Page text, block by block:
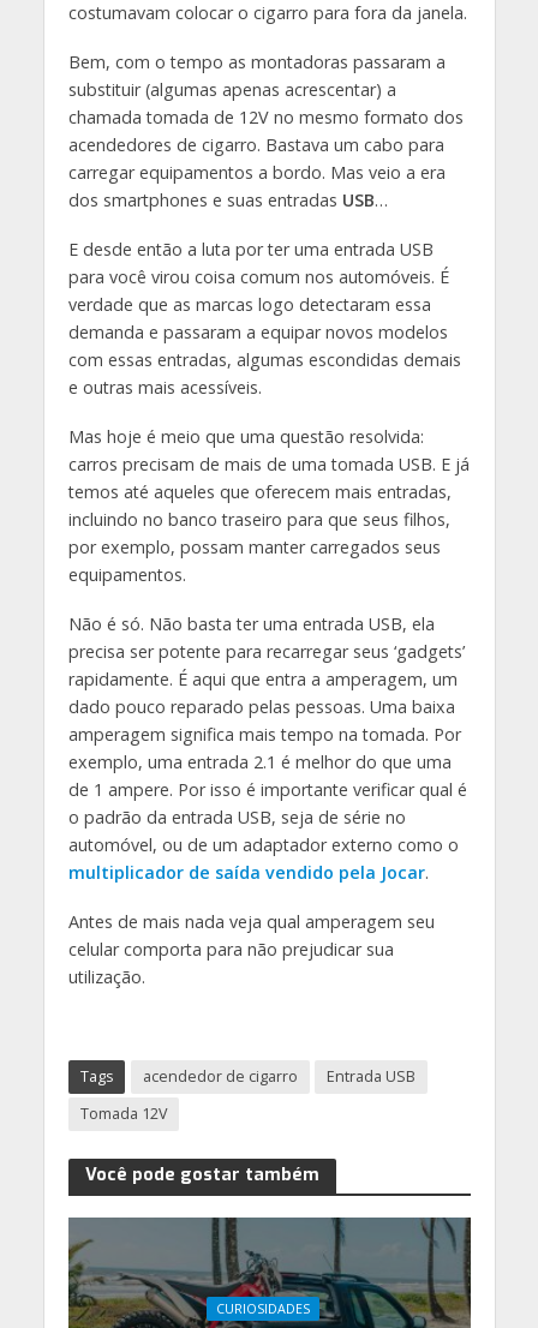
costumavam colocar o cigarro para fora da janela.
Bem, com o tempo as montadoras passaram a
substituir (algumas apenas acrescentar) a
chamada tomada de 12V no mesmo formato dos
acendedores de cigarro. Bastava um cabo para
carregar equipamentos a bordo. Mas veio a era
dos smartphones e suas entradas USB…
E desde então a luta por ter uma entrada USB
para você virou coisa comum nos automóveis. É
verdade que as marcas logo detectaram essa
demanda e passaram a equipar novos modelos
com essas entradas, algumas escondidas demais
e outras mais acessíveis.
Mas hoje é meio que uma questão resolvida:
carros precisam de mais de uma tomada USB. E já
temos até aqueles que oferecem mais entradas,
incluindo no banco traseiro para que seus filhos,
por exemplo, possam manter carregados seus
equipamentos.
Não é só. Não basta ter uma entrada USB, ela
precisa ser potente para recarregar seus ‘gadgets’
rapidamente. É aqui que entra a amperagem, um
dado pouco reparado pelas pessoas. Uma baixa
amperagem significa mais tempo na tomada. Por
exemplo, uma entrada 2.1 é melhor do que uma
de 1 ampere. Por isso é importante verificar qual é
o padrão da entrada USB, seja de série no
automóvel, ou de um adaptador externo como o
multiplicador de saída vendido pela Jocar.
Antes de mais nada veja qual amperagem seu
celular comporta para não prejudicar sua
utilização.
Tags acendedor de cigarro
Entrada USB
Tomada 12V
Você pode gostar também
CURIOSIDADES